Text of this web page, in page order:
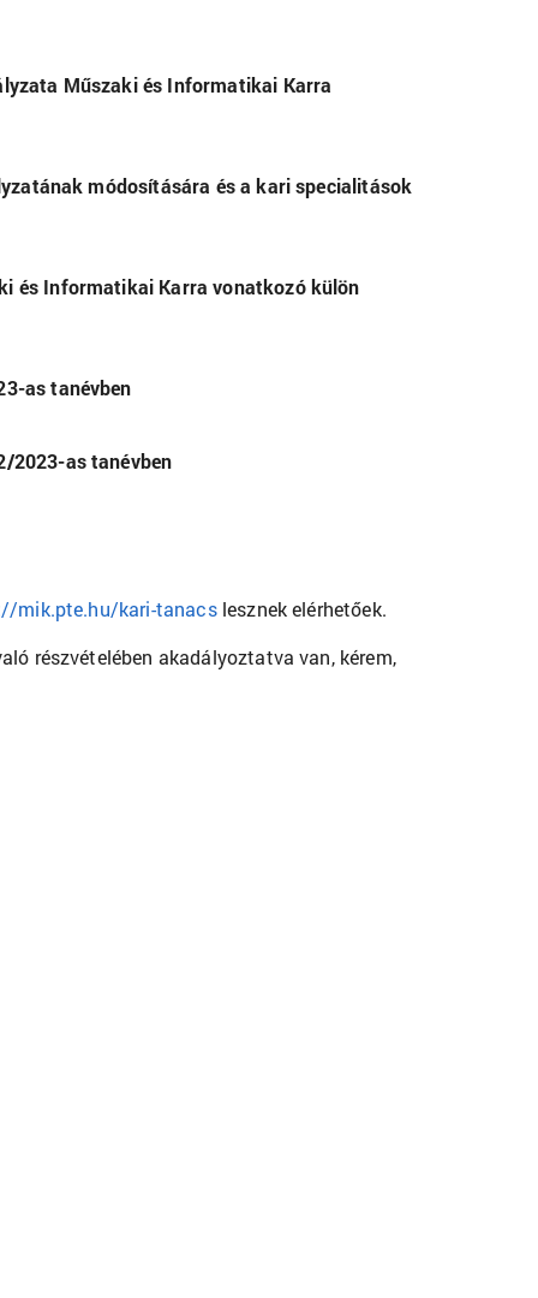
Műszaki és Informatikai Karra
módosítására és a kari specialitások
és Informatikai Karra vonatkozó külön
as tanévben
2023-as tanévben
mik.pte.hu/kari-tanacslesznek elérhetőek.
részvételében akadályoztatva van, kérem,